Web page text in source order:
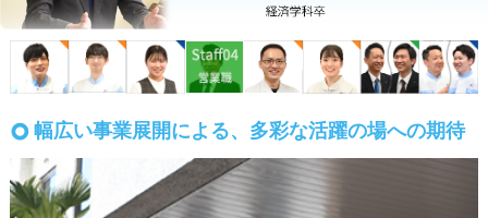
幅広い事業展開による、多彩な活躍の場への期待